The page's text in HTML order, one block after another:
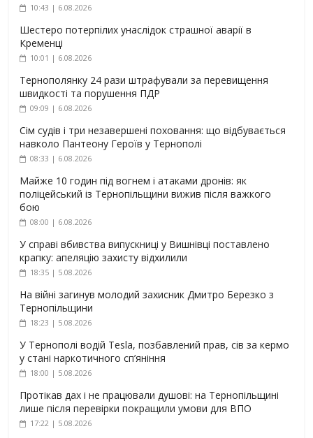
10:43 | 6.08.2026
Шестеро потерпілих унаслідок страшної аварії в
Кременці
10:01 | 6.08.2026
Тернополянку 24 рази штрафували за перевищення
швидкості та порушення ПДР
09:09 | 6.08.2026
Сім судів і три незавершені поховання: що відбувається
навколо Пантеону Героїв у Тернополі
08:33 | 6.08.2026
Майже 10 годин під вогнем і атаками дронів: як
поліцейський із Тернопільщини вижив після важкого
бою
08:00 | 6.08.2026
У справі вбивства випускниці у Вишнівці поставлено
крапку: апеляцію захисту відхилили
18:35 | 5.08.2026
На війні загинув молодий захисник Дмитро Березко з
Тернопільщини
18:23 | 5.08.2026
У Тернополі водій Tesla, позбавлений прав, сів за кермо
у стані наркотичного сп’яніння
18:00 | 5.08.2026
Протікав дах і не працювали душові: на Тернопільщині
лише після перевірки покращили умови для ВПО
17:22 | 5.08.2026